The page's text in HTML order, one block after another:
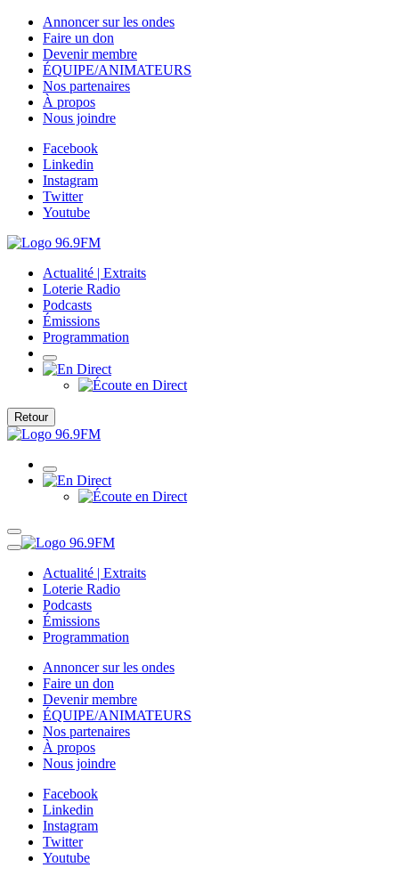
Annoncer sur les ondes
Faire un don
Devenir membre
ÉQUIPE/ANIMATEURS
Nos partenaires
À propos
Nous joindre
Facebook
Linkedin
Instagram
Twitter
Youtube
Actualité | Extraits
Loterie Radio
Podcasts
Émissions
Programmation
Retour
Actualité | Extraits
Loterie Radio
Podcasts
Émissions
Programmation
Annoncer sur les ondes
Faire un don
Devenir membre
ÉQUIPE/ANIMATEURS
Nos partenaires
À propos
Nous joindre
Facebook
Linkedin
Instagram
Twitter
Youtube